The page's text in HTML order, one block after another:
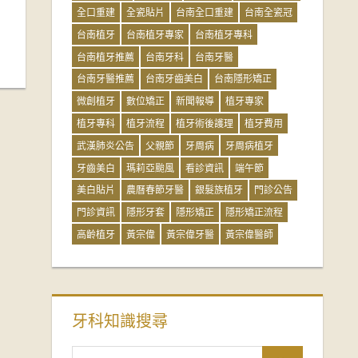
全口重建
全瓷貼片 台南全口重建
台南全瓷冠
台南植牙
台南植牙專家
台南植牙專科
台南植牙推薦
台南牙科
台南牙醫
台南牙醫推薦
台南牙齒美白
台南隱形矯正
微創植牙
數位矯正 新聞報導
植牙專家
植牙專科
植牙流程 植牙術後護理
植牙費用
武漢肺炎公告
父親節 牙周病
牙周病植牙
牙齒美白
瑪莉亞颱風 看診資訊
端午節
美白貼片
農曆春節牙醫 銀髮族植牙
門診公告
門診資訊
隱形牙套 隱形矯正
隱形矯正流程
高齡植牙
黃宗偉 黃宗偉牙醫 黃宗偉醫師
牙科知識搜尋